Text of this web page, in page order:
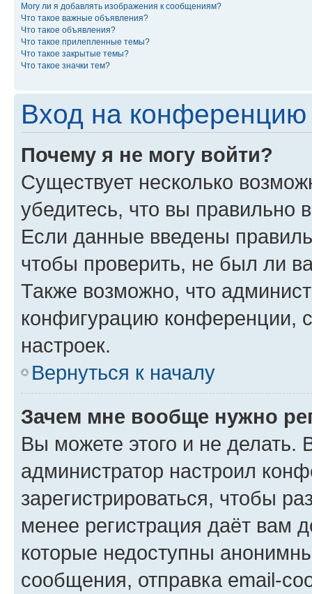
Могу ли я добавлять изображения к сообщениям?
Что такое важные объявления?
Что такое объявления?
Что такое прилепленные темы?
Что такое закрытые темы?
Что такое значки тем?
Вход на конференцию
Почему я не могу войти?
Существует несколько
убедитесь, что вы правильно
Если данные введены
чтобы проверить, не был ли
Также возможно, что
конфигурацию конференции,
настроек.
Вернуться к началу
Зачем мне вообще нужно
Вы можете этого и не делать.
администратор настроил
зарегистрироваться, чтобы
менее регистрация даёт вам
которые недоступны
сообщения, отправка email-